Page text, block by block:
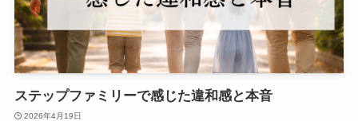
ステップファミリーで感じた違和感と本音
2026年4月19日